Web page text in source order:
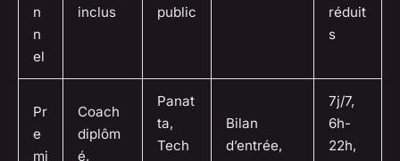
n
n
el
inclus
public
réduit
s
Pr
e
mi
Coach
diplôm
é,
Panat
ta,
Tech
Bilan
d’entrée,
7j/7,
6h-
22h,